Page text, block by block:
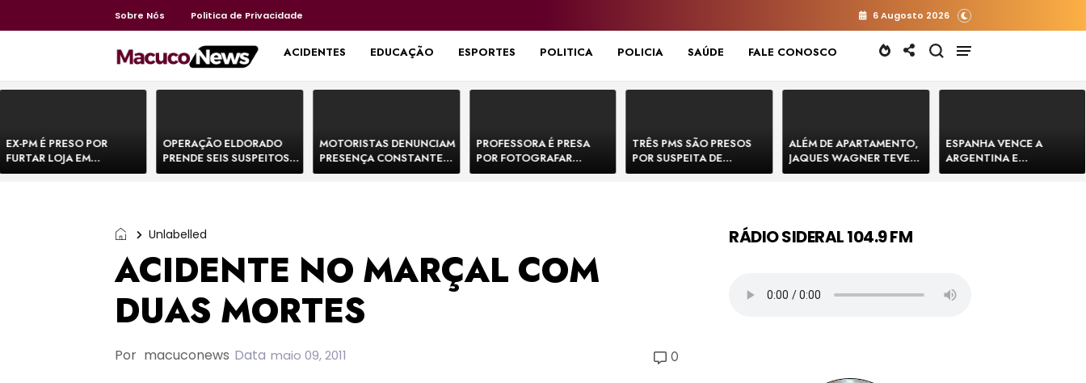
Sobre Nós Politica de Privacidade 6 Augosto 2026
HOME ACIDENTES EDUCAÇÃO ESPORTES POLITICA POLICIA SAÚDE FALE CONOSCO
EX-PM É PRESO POR
FURTAR LOJA EM
SHOPPING NA BAHIA E
OPERAÇÃO ELDORADO
PRENDE SEIS SUSPEITOS
DE MOVIMENTAR R$ 25
MOTORISTAS DENUNCIAM
PRESENÇA CONSTANTE
DE BOVINOS NA BR-330 E
PROFESSORA É PRESA
POR FOTOGRAFAR
PARTES ÍNTIMAS DE
TRÊS PMS SÃO PRESOS
POR SUSPEITA DE
EXECUTAR DOIS HOMENS
ALÉM DE APARTAMENTO,
JAQUES WAGNER TEVE
VENDA DE TERRENO PARA
ESPANHA VENCE A
ARGENTINA E
CONQUISTA A COPA DO
Unlabelled
ACIDENTE NO MARÇAL COM
DUAS MORTES
Por macuconews Data maio 09, 2011 0
RÁDIO SIDERAL 104.9 FM